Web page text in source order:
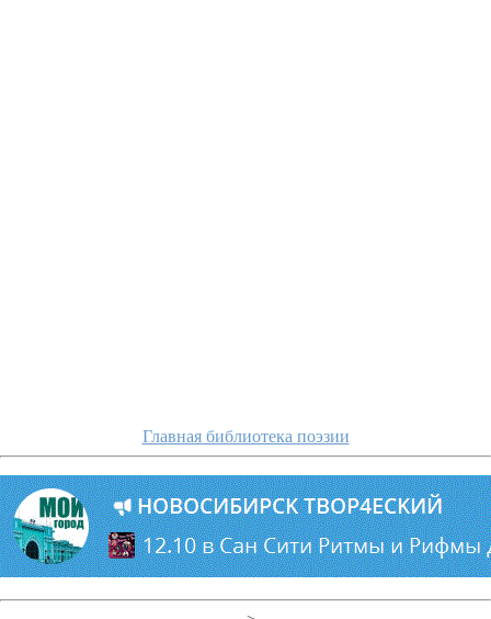
Главная библиотека поэзии